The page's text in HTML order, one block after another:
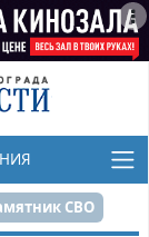
СВО